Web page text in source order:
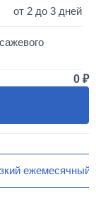
от 2 до 3 дней
50 000
крышей
0
ежемесячный